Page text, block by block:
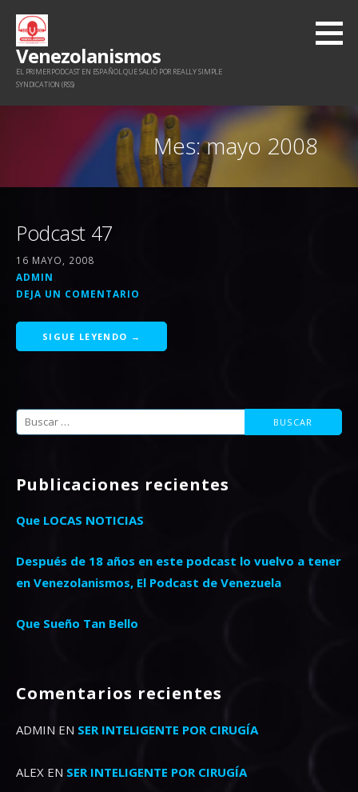
Saltar
contenido
Venezolanismos
EL PRIMER PODCAST EN ESPAÑOL QUE SALIÓ POR REALLY SIMPLE
SYNDICATION (RSS)
Mes: mayo 2008
Podcast 47
16 MAYO, 2008
ADMIN
DEJA UN COMENTARIO
SIGUE LEYENDO →
Buscar:
Publicaciones recientes
Que LOCAS NOTICIAS
Después de 18 años en este podcast lo vuelvo a tener
en Venezolanismos, El Podcast de Venezuela
Que Sueño Tan Bello
Comentarios recientes
ADMIN EN SER INTELIGENTE POR CIRUGÍA
ALEX EN SER INTELIGENTE POR CIRUGÍA